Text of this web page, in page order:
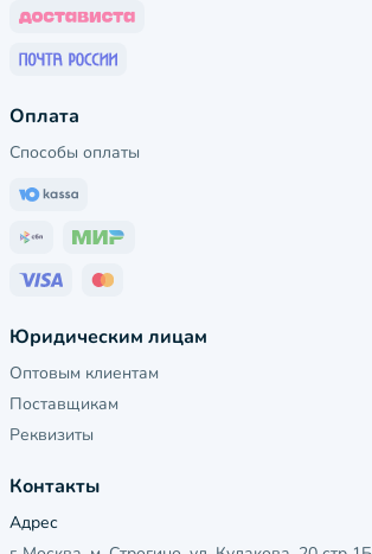
Оплата
Способы оплаты
Юридическим лицам
Оптовым клиентам
Поставщикам
Реквизиты
Контакты
Адрес